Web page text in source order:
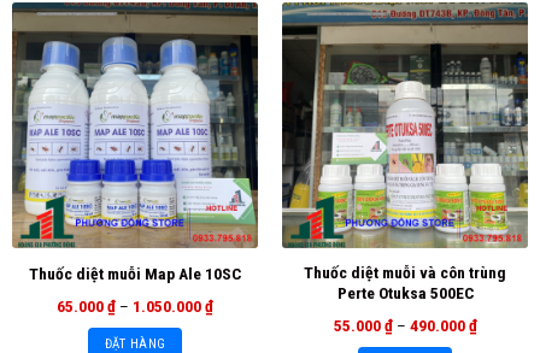
Thuốc diệt muỗi Map Ale 10SC
65.000₫ – 1.050.000₫
ĐẶT HÀNG
Thuốc diệt muỗi và côn trùng
Perte Otuksa 500EC
55.000₫ – 490.000₫